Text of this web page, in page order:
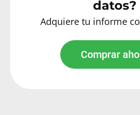
datos?
Adquiere tu informe
Comprar